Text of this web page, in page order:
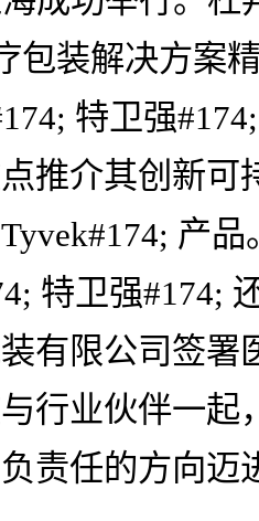
包装解决方案
特卫强
推介其创新
产
特卫强#174;
有限公司签署
行业伙伴一起
责任的方向迈